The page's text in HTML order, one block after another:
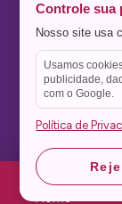
Home
Nos
Nos
Salve
Controle sua
Nosso site usa
Usamos
publicidade,
com o Google.
Política de